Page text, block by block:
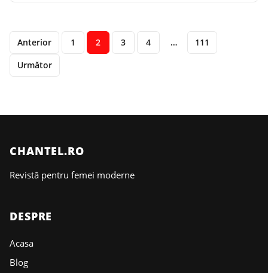
Anterior 1 2 3 4 …
111
Următor
CHANTEL.RO
Revistă pentru femei moderne
DESPRE
Acasa
Blog